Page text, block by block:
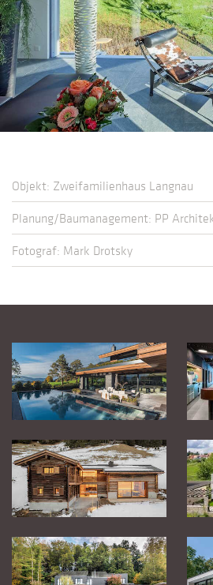
Objekt: Zweifamilienhaus Langnau
Planung/Baumanagement: PP
Fotograf: Mark Drotsky